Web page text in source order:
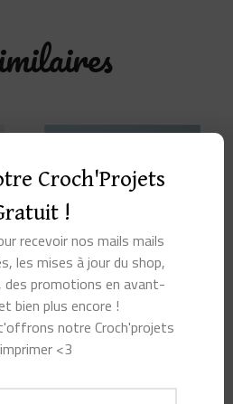
LE MONDE
MERVEILLEUX DE KHUC
Croch'Projets
!
recevoir nos mails mails
les mises à jour du shop,
des promotions en avant-
bien plus encore !
notre Croch'projets
<3